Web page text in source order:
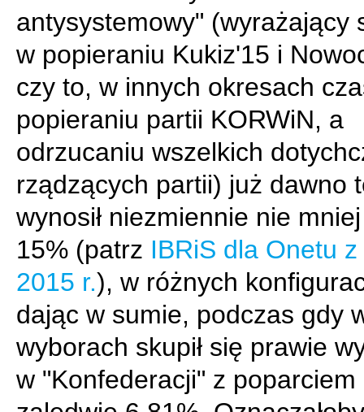
antysystemowy" (wyrażający
w popieraniu Kukiz'15 i
czy to, w innych okresach
popieraniu partii KORWiN, a
odrzucaniu wszelkich
rządzących partii) już dawno
wynosił niezmiennie nie
15% (patrz IBRiS dla Onetu
2015 r.), w różnych
dając w sumie, podczas gdy
wyborach skupił się prawie
w "Konfederacji" z